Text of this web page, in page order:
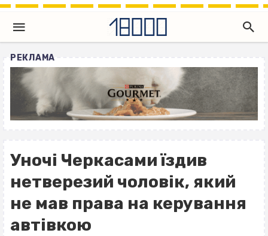
РЕКЛАМА
Уночі Черкасами їздив
нетверезий чоловік, який
не мав права на керування
автівкою